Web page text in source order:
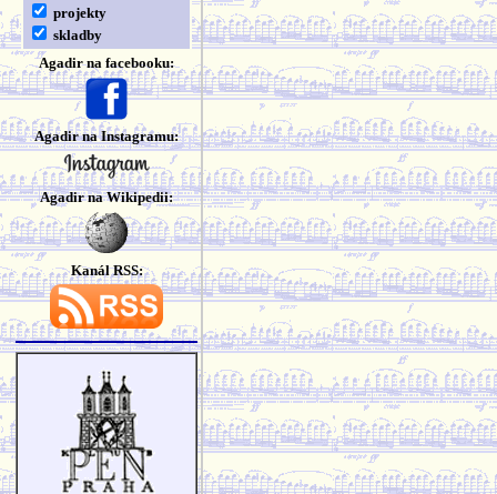
projekty
skladby
Agadir na facebooku:
Agadir na Instagramu:
Agadir na Wikipedii:
Kanál RSS: